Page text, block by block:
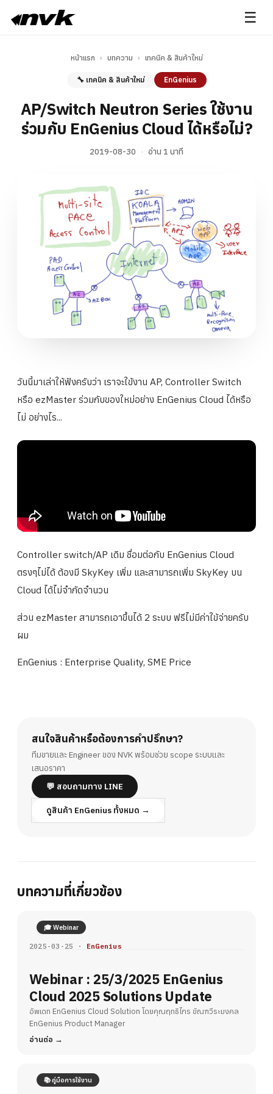
☰
หน้าแรก › บทความ › เทคนิค & สินค้าใหม่
🔧 เทคนิค & สินค้าใหม่ EnGenius
AP/Switch Neutron Series ใช้งาน
ร่วมกับ EnGenius Cloud ได้หรือไม่?
2019-08-30 · อ่าน 1 นาที
วันนี้มาเล่าให้ฟังครับว่า เราจะใข้งาน AP, Controller Switch
หรือ ezMaster ร่วมกับของใหม่อย่าง EnGenius Cloud ได้หรือ
ไม่ อย่างไร...
Controller switch/AP เดิม ชื่อมต่อกับ EnGenius Cloud
ตรงๆไม่ได้ ต้องมี SkyKey เพิ่ม และสามารถเพิ่ม SkyKey บน
Cloud ได้ไม่จำกัดจำนวน
ส่วน ezMaster สามารถเอาขึ้นได้ 2 ระบบ ฟรีไม่มีค่าใข้จ่ายครับ
ผม
EnGenius : Enterprise Quality, SME Price
สนใจสินค้าหรือต้องการคำปรึกษา?
ทีมขายและ Engineer ของ NVK พร้อมช่วย scope ระบบและ
เสนอราคา
💬 สอบถามทาง LINE
ดูสินค้า EnGenius ทั้งหมด →
บทความที่เกี่ยวข้อง
🎓 Webinar
2025-03-25 · EnGenius
Webinar : 25/3/2025 EnGenius
Cloud 2025 Solutions Update
อัพเดท EnGenius Cloud Solution โดยคุณฤทธิไกร ขัณฑวีระมงคล
EnGenius Product Manager
อ่านต่อ
📚 คู่มือการใช้งาน